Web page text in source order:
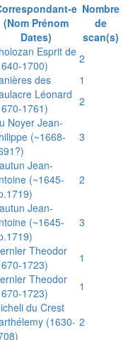
e
(Nom Prénom
Dates)
Nombre
de
scan(s)
Esprit de
1700)
2
des
1
Léonard
1761)
2
Noyer Jean-
(~1668-
3
Jean-
(~1645-
2
Jean-
(~1645-
3
Theodor
1723)
1
Theodor
1723)
1
du Crest
(1630- 2